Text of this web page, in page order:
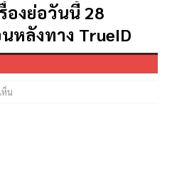
องย่อวันนี้ 28
หลังทาง TrueID
ห็น